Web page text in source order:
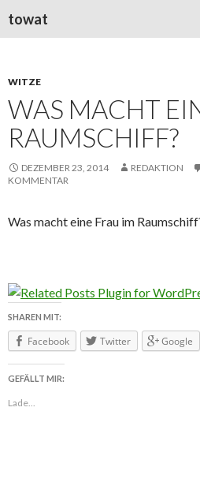
towat
WITZE
WAS MACHT
RAUMSCHIFF?
DEZEMBER 23, 2014 REDAKTION
KOMMENTAR
Was macht eine Frau im
SHAREN MIT:
Facebook Twitter Google
GEFÄLLT MIR:
Lade...